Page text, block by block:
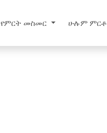
የምርት መስመር ሁሉም